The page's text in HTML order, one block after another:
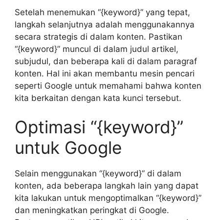
Setelah menemukan “{keyword}” yang tepat,
langkah selanjutnya adalah menggunakannya
secara strategis di dalam konten. Pastikan
“{keyword}” muncul di dalam judul artikel,
subjudul, dan beberapa kali di dalam paragraf
konten. Hal ini akan membantu mesin pencari
seperti Google untuk memahami bahwa konten
kita berkaitan dengan kata kunci tersebut.
Optimasi “{keyword}”
untuk Google
Selain menggunakan “{keyword}” di dalam
konten, ada beberapa langkah lain yang dapat
kita lakukan untuk mengoptimalkan “{keyword}”
dan meningkatkan peringkat di Google.